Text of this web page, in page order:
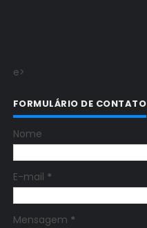
e>
FORMULÁRIO DE CONTATO
Nome
E-mail *
Mensagem *